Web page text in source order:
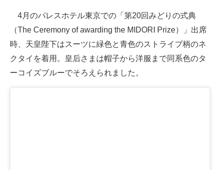
4月のパレスホテル東京での「第20回みどりの式典
（The Ceremony of awarding the MIDORI Prize）」出席
時、天皇陛下はスーツに緑色と青色のストライプ柄のネ
クタイを着用。皇后さまは帽子から洋服まで同系色のタ
ーコイズブルーでそろえられました。